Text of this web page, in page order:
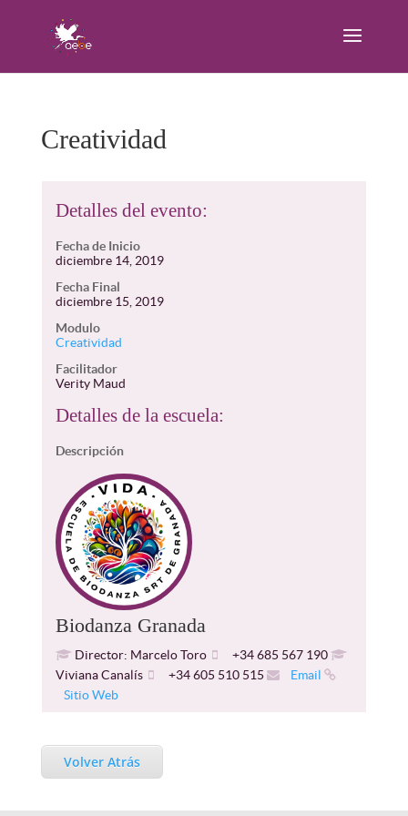
Creatividad
Detalles del evento:
Fecha de Inicio
diciembre 14, 2019
Fecha Final
diciembre 15, 2019
Modulo
Creatividad
Facilitador
Verity Maud
Detalles de la escuela:
Descripción
Biodanza Granada
Director: Marcelo Toro
+34 685 567 190
Viviana Canalís
+34 605 510 515
Email
Sitio Web
Volver Atrás